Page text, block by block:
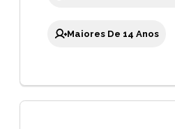
Maiores De 14 Anos